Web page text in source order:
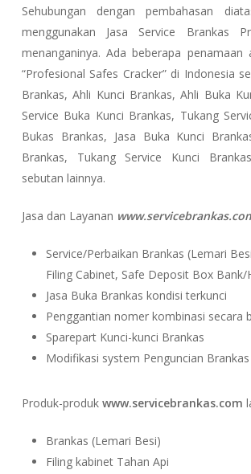
Sehubungan dengan pembahasan
menggunakan Jasa Service Brankas
menanganinya. Ada beberapa penamaan
“Profesional Safes Cracker” di Indonesia
Brankas, Ahli Kunci Brankas, Ahli Buka
Service Buka Kunci Brankas, Tukang
Bukas Brankas, Jasa Buka Kunci
Brankas, Tukang Service Kunci
sebutan lainnya.
Jasa dan Layanan
Service/Perbaikan Brankas (Lemari
Filing Cabinet, Safe Deposit Box Bank/
Jasa Buka Brankas kondisi terkunci
Penggantian nomer kombinasi secara
Sparepart Kunci-kunci Brankas
Modifikasi system Penguncian Brankas
Produk-produk www.servicebrankas.com
Brankas (Lemari Besi)
Filing kabinet Tahan Api